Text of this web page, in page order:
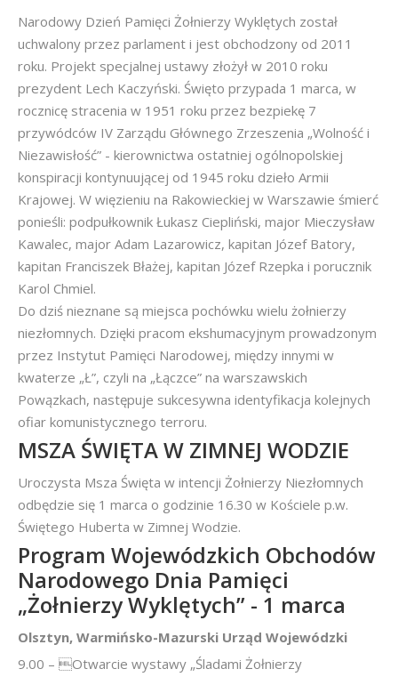
Narodowy Dzień Pamięci Żołnierzy Wyklętych został
uchwalony przez parlament i jest obchodzony od 2011
roku. Projekt specjalnej ustawy złożył w 2010 roku
prezydent Lech Kaczyński. Święto przypada 1 marca, w
rocznicę stracenia w 1951 roku przez bezpiekę 7
przywódców IV Zarządu Głównego Zrzeszenia „Wolność i
Niezawisłość” - kierownictwa ostatniej ogólnopolskiej
konspiracji kontynuującej od 1945 roku dzieło Armii
Krajowej. W więzieniu na Rakowieckiej w Warszawie śmierć
ponieśli: podpułkownik Łukasz Ciepliński, major Mieczysław
Kawalec, major Adam Lazarowicz, kapitan Józef Batory,
kapitan Franciszek Błażej, kapitan Józef Rzepka i porucznik
Karol Chmiel.
Do dziś nieznane są miejsca pochówku wielu żołnierzy
niezłomnych. Dzięki pracom ekshumacyjnym prowadzonym
przez Instytut Pamięci Narodowej, między innymi w
kwaterze „Ł”, czyli na „Łączce” na warszawskich
Powązkach, następuje sukcesywna identyfikacja kolejnych
ofiar komunistycznego terroru.
MSZA ŚWIĘTA W ZIMNEJ WODZIE
Uroczysta Msza Święta w intencji Żołnierzy Niezłomnych
odbędzie się 1 marca o godzinie 16.30 w Kościele p.w.
Świętego Huberta w Zimnej Wodzie.
Program Wojewódzkich Obchodów
Narodowego Dnia Pamięci
„Żołnierzy Wyklętych” - 1 marca
Olsztyn, Warmińsko-Mazurski Urząd Wojewódzki
9.00 – Otwarcie wystawy „Śladami Żołnierzy